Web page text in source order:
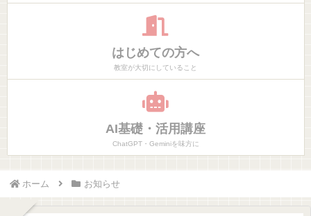
はじめての方へ
教室が大切にしていること
AI基礎・活用講座
ChatGPT・Geminiを味方に
ホーム お知らせ